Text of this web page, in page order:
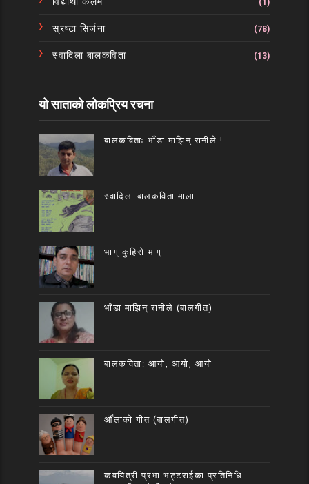
स्रष्टा सिर्जना (78)
स्वादिला बालकविता (13)
यो साताको लोकप्रिय रचना
बालकविताः भाँडा माझिन् रानीले !
स्वादिला बालकविता माला
भाग् कुहिरो भाग्
भाँडा माझिन् रानीले (बालगीत)
बालकविता: आयो, आयो, आयो
औँलाको गीत (बालगीत)
कवयित्री प्रभा भट्टराईका प्रतिनिधि